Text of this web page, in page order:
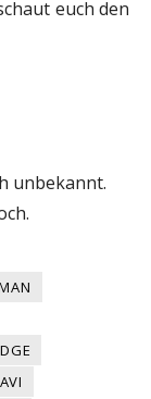
euch den
unbekannt.